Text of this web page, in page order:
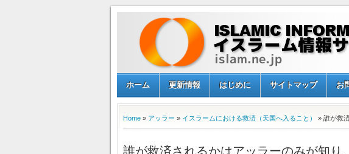
ホーム 更新情報 はじめに サイトマップ お
Home » アッラー » イスラームにおける救済（天国へ入ること） » 誰が救
誰が救済されるかはアッラーのみが知り